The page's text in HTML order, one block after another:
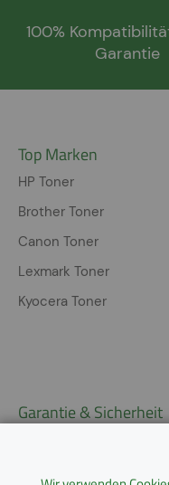
100%
Garantie
Top Marken
HP Toner
Brother Toner
Canon Toner
Lexmark Toner
Kyocera Toner
Garantie & Sicherheit